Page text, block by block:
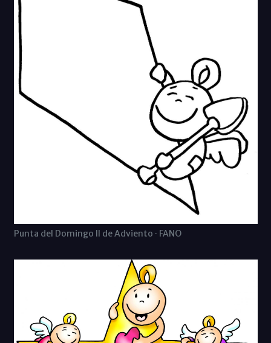
Punta del Domingo II de Adviento · FANO